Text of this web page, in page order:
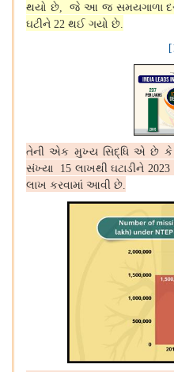
થયો છે, જે આ જ સમયગાળા
ઘટીને 22 થઈ ગયો છે.
તેની એક મુખ્ય સિદ્ધિ એ છે
સંખ્યા
15 લાખથી ઘટાડીને 2023
લાખ કરવામાં આવી છે